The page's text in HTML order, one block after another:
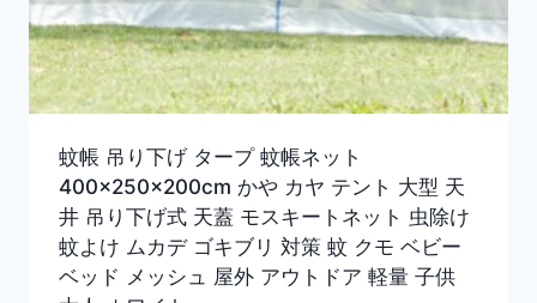
蚊帳 吊り下げ タープ 蚊帳ネット
400×250×200cm かや カヤ テント 大型 天
井 吊り下げ式 天蓋 モスキートネット 虫除け
蚊よけ ムカデ ゴキブリ 対策 蚊 クモ ベビー
ベッド メッシュ 屋外 アウトドア 軽量 子供